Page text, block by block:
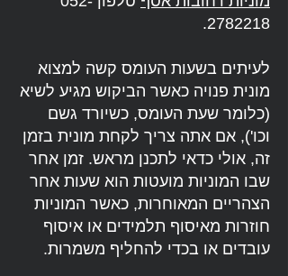
2782218
.
לעיתים בשעות העומס קשה למצוא
מונית פנויה כאשר הביקוש מגיע לשיא
(כלומר שעת העומס, כשיורד גשם
וכו'), אם אתה צריך לקחת מונית בזמן
זה, אולי כדאי לתכנן מראש. זמן אחר
שבו המוניות מועטות הוא שעות אחר
הצהריים המאוחרות, כאשר המוניות
חוזרות מאיסוף תלמידים או איסוף
עובדים או בכדי להחליף משמרות.